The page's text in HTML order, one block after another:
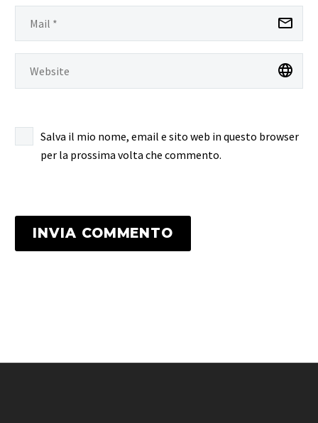
Salva il mio nome, email e sito web in questo browser
per la prossima volta che commento.
INVIA COMMENTO